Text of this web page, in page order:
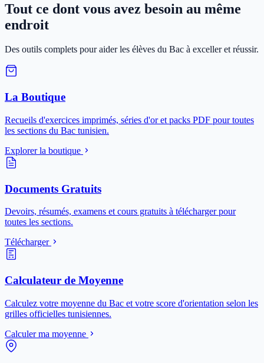
Tout ce dont vous avez besoin au même
endroit
Des outils complets pour aider les élèves du Bac à exceller et réussir.
La Boutique
Recueils d'exercices imprimés, séries d'or et packs PDF pour toutes
les sections du Bac tunisien.
Explorer la boutique
Documents Gratuits
Devoirs, résumés, examens et cours gratuits à télécharger pour
toutes les sections.
Télécharger
Calculateur de Moyenne
Calculez votre moyenne du Bac et votre score d'orientation selon les
grilles officielles tunisiennes.
Calculer ma moyenne